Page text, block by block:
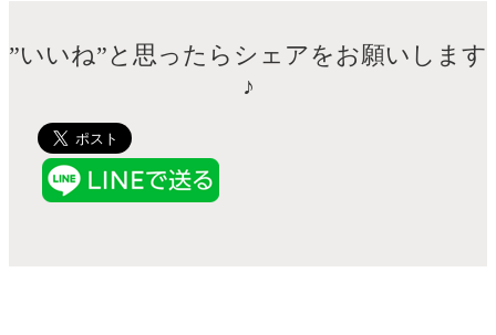
”いいね”と思ったらシェアをお願いします
♪